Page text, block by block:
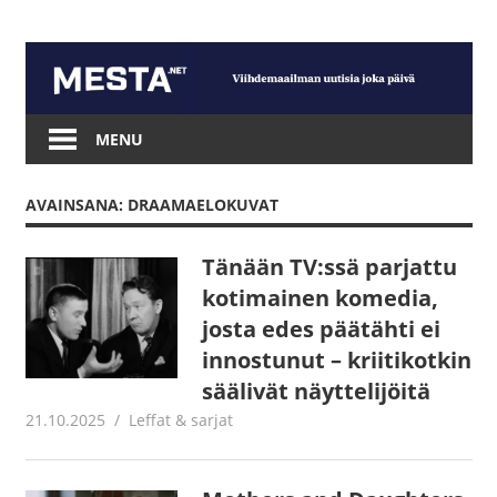
content
Mesta.net
MENU
AVAINSANA: DRAAMAELOKUVAT
Tänään TV:ssä parjattu
kotimainen komedia,
josta edes päätähti ei
innostunut – kriitikotkin
säälivät näyttelijöitä
21.10.2025 Jouni Hirn
Leffat & sarjat